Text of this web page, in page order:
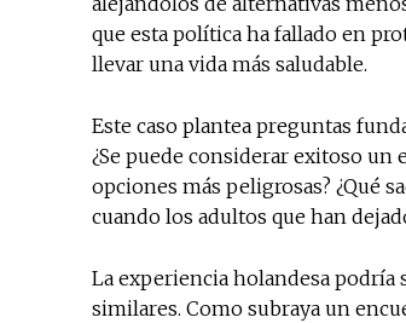
que esta política ha fallado en
llevar una vida más saludable.
Este caso plantea preguntas
¿Se puede considerar exitoso
opciones más peligrosas? ¿Qué
cuando los adultos que han
La experiencia holandesa podría
similares. Como subraya un